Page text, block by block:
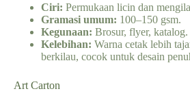
Ciri: Permukaan licin dan
Gramasi umum: 100–150 gsm.
Kegunaan: Brosur, flyer, katalog.
Kelebihan: Warna cetak lebih
berkilau, cocok untuk desain
Art Carton